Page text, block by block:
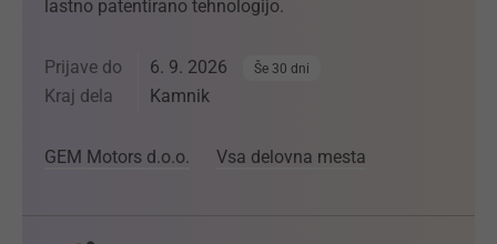
lastno patentirano tehnologijo.
Prijave do 6. 9. 2026 Še 30 dni
Kraj dela Kamnik
GEM Motors d.o.o. Vsa delovna mesta